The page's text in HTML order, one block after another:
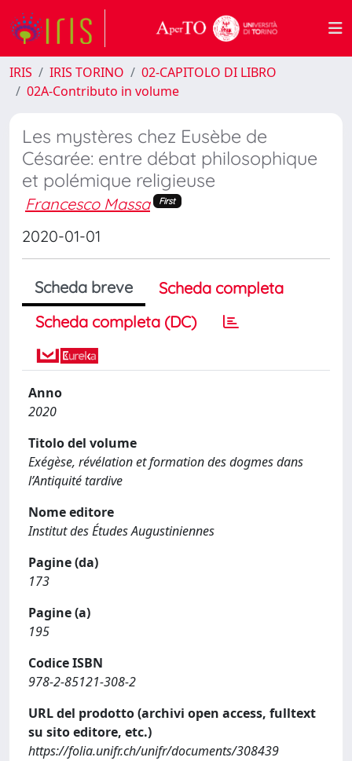
IRIS IRIS TORINO
02-CAPITOLO DI LIBRO
02A-Contributo in volume
Les mystères chez Eusèbe de
Césarée: entre débat philosophique
et polémique religieuse
Francesco Massa First
2020-01-01
Scheda breve
Scheda completa
Scheda completa (DC)
Anno
2020
Titolo del volume
Exégèse, révélation et formation des dogmes dans
l’Antiquité tardive
Nome editore
Institut des Études Augustiniennes
Pagine (da)
173
Pagine (a)
195
Codice ISBN
978-2-85121-308-2
URL del prodotto (archivi open access, fulltext
su sito editore, etc.)
https://folia.unifr.ch/unifr/documents/308439